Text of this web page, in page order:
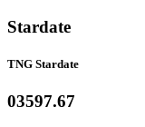
Stardate
TNG Stardate
03597.67